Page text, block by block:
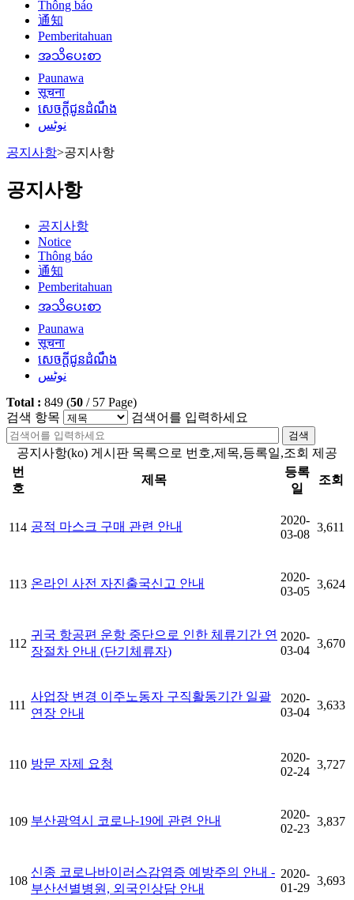
Thông báo
通知
Pemberitahuan
အသိပေးစာ
Paunawa
सूचना
សេចក្តីជូនដំណឹង
نوٹس
공지사항>공지사항
공지사항
공지사항
Notice
Thông báo
通知
Pemberitahuan
အသိပေးစာ
Paunawa
सूचना
សេចក្តីជូនដំណឹង
نوٹس
Total : 849 (50 / 57 Page)
검색 항목
검색어를 입력하세요
검색
공지사항(ko) 게시판 목록으로 번호,제목,등록일,조회 제공
번
호
제목
등록
일
조회
114 공적 마스크 구매 관련 안내
2020-
03-08
3,611
113 온라인 사전 자진출국신고 안내
2020-
03-05
3,624
112
귀국 항공편 운항 중단으로 인한 체류기간 연
장절차 안내 (단기체류자)
2020-
03-04
3,670
111
사업장 변경 이주노동자 구직활동기간 일괄
연장 안내
2020-
03-04
3,633
110 방문 자제 요청
2020-
02-24
3,727
109 부산광역시 코로나-19에 관련 안내
2020-
02-23
3,837
108
신종 코로나바이러스감염증 예방주의 안내 -
부산선별병원, 외국인상담 안내
2020-
01-29
3,693